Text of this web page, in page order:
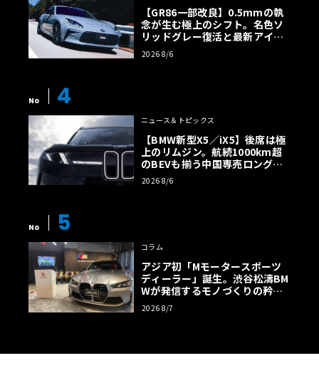
【GR86一部改良】0.5mmの執
念が生む極上のシフト。名色ソ
リッドグレー復活と最新アイサ
イトでFRの極みへ
2026 8/6
No 4
ニュース＆トピックス
【BMW新型X5／iX5】後席は極
上のリムジン。航続1000km超
のBEVも揃う中国専売ロング仕
様の全貌
2026 8/6
No 5
コラム
アジア初「Mモータースポーツ
ディーラー」誕生。渋谷松濤BM
Wが発信するモノづくりの矜持
【木下隆之コラム】
2026 8/7